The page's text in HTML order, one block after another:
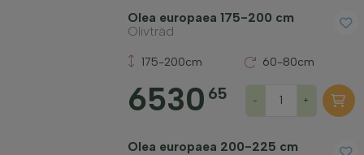
Olea europaea 175-200 cm
Olivträd
175-200cm 60-80cm
6530 65 - +
Olea europaea 200-225 cm